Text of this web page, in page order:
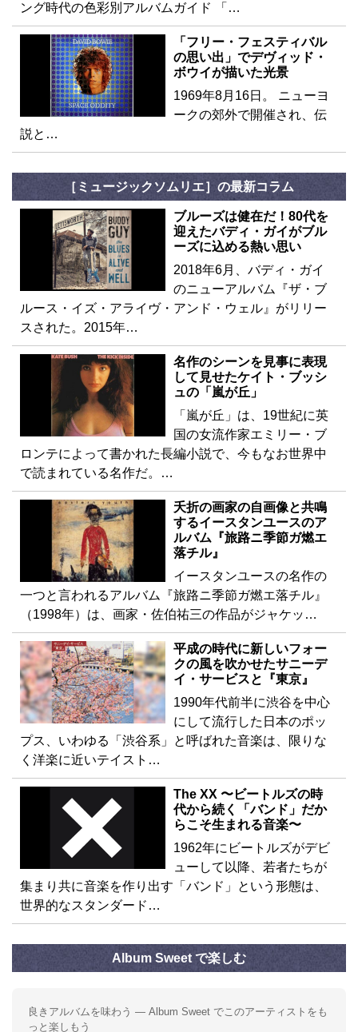
ング時代の色彩別アルバムガイド 「…
「フリー・フェスティバル
の思い出」でデヴィッド・
ボウイが描いた光景
1969年8月16日。 ニューヨ
ークの郊外で開催され、伝
説と…
［ミュージックソムリエ］の最新コラム
ブルーズは健在だ！80代を
迎えたバディ・ガイがブル
ーズに込める熱い思い
2018年6月、バディ・ガイ
のニューアルバム『ザ・ブ
ルース・イズ・アライヴ・アンド・ウェル』がリリー
スされた。2015年…
名作のシーンを見事に表現
して見せたケイト・ブッシ
ュの「嵐が丘」
「嵐が丘」は、19世紀に英
国の女流作家エミリー・ブ
ロンテによって書かれた長編小説で、今もなお世界中
で読まれている名作だ。…
夭折の画家の自画像と共鳴
するイースタンユースのア
ルバム『旅路ニ季節ガ燃エ
落チル』
イースタンユースの名作の
一つと言われるアルバム『旅路ニ季節ガ燃エ落チル』
（1998年）は、画家・佐伯祐三の作品がジャケッ…
平成の時代に新しいフォー
クの風を吹かせたサニーデ
イ・サービスと『東京』
1990年代前半に渋谷を中心
にして流行した日本のポッ
プス、いわゆる「渋谷系」と呼ばれた音楽は、限りな
く洋楽に近いテイスト…
The XX 〜ビートルズの時
代から続く「バンド」だか
らこそ生まれる音楽〜
1962年にビートルズがデビ
ューして以降、若者たちが
集まり共に音楽を作り出す「バンド」という形態は、
世界的なスタンダード…
Album Sweet で楽しむ
良きアルバムを味わう — Album Sweet でこのアーティストをも
っと楽しもう